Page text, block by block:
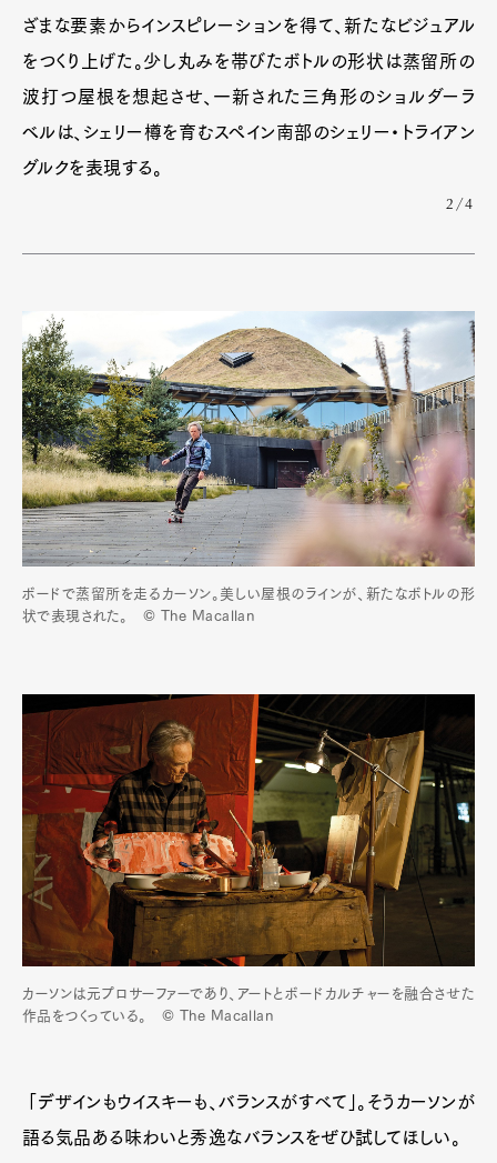
ざまな要素からインスピレーションを得て、新たなビジュアル
をつくり上げた。少し丸みを帯びたボトルの形状は蒸留所の
波打つ屋根を想起させ、一新された三角形のショルダーラ
ベルは、シェリー樽を育むスペイン南部のシェリー・トライアン
グルクを表現する。
2/4
ボードで蒸留所を走るカーソン。美しい屋根のラインが、新たなボトルの形
状で表現された。 © The Macallan
カーソンは元プロサーファーであり、アートとボードカルチャーを融合させた
作品をつくっている。 © The Macallan
「デザインもウイスキーも、バランスがすべて」。そうカーソンが
語る気品ある味わいと秀逸なバランスをぜひ試してほしい。